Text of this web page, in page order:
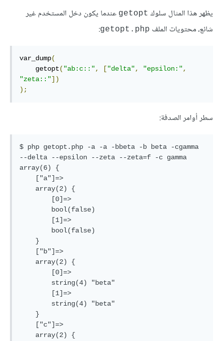
يظهر هذا المثال سلوك getopt عندما يكون دخل المستخدم غير
شائع، محتويات الملف getopt.php
:
var_dump(
    getopt
( "ab:c::", ["delta", "epsilon:",
"zeta::"])
);
سطر أوامر الصدفة:
$ php getopt.php -a -a -bbeta -b beta -cgamma
--delta --epsilon --zeta --zeta=f -c gamma
array(6) {